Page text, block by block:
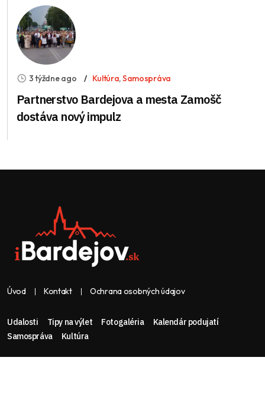
3 týždne ago Kultúra,Samospráva
Partnerstvo Bardejova a mesta Zamošč
dostáva nový impulz
Úvod Kontakt Ochrana osobných údajov
Udalosti Tipy na výlet Fotogaléria
Kalendár podujatí
Samospráva
Kultúra